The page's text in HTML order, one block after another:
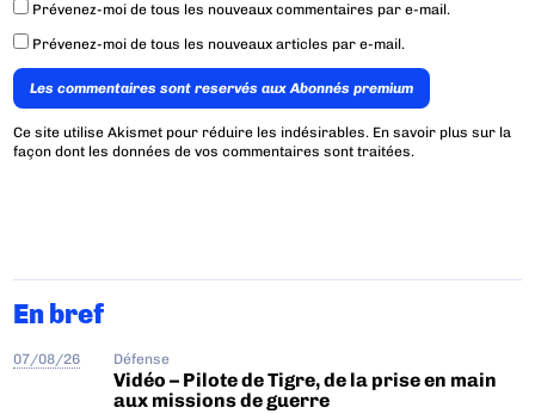
Prévenez-moi de tous les nouveaux commentaires par e-mail.
Prévenez-moi de tous les nouveaux articles par e-mail.
Les commentaires sont reservés aux Abonnés premium
Ce site utilise Akismet pour réduire les indésirables. En savoir plus sur la
façon dont les données de vos commentaires sont traitées.
En bref
07/08/26 Défense
Vidéo – Pilote de Tigre, de la prise en main
aux missions de guerre